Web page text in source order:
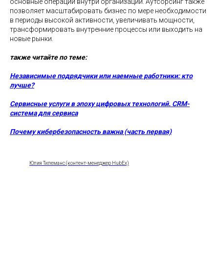
позволяет масштабировать бизнес по мере необходимости
в периоды высокой активности, увеличивать мощности,
трансформировать внутренние процессы или выходить на
новые рынки.
также читайте по теме:
Независимые подрядчики или наемные работники: кто
лучше?
Сервисные услуги в эпоху цифровых технологий. CRM-
система для сервиса
Почему кибербезопасность важна (часть первая)
Юлия Тилеманс (контент-менеджер HubEx)